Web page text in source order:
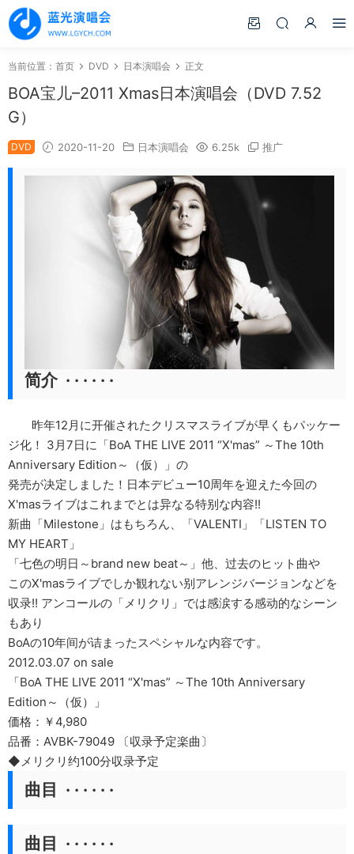
当前位置： 首页 DVD 日本演唱会 正文
BOA宝儿–2011 Xmas日本演唱会（DVD 7.52
G）
DVD 2020-11-20 日本演唱会 6.25k 推广
简介 · · · · · ·
昨年12月に开催されたクリスマスライブが早くもパッケー
ジ化！ 3月7日に「BoA THE LIVE 2011 “X'mas” ～The 10th
Anniversary Edition～（仮）」の
発売が决定しました！日本デビュー10周年を迎えた今回の
X'masライブはこれまでとは异なる特别な内容!!
新曲「Milestone」はもちろん、「VALENTI」「LISTEN TO
MY HEART」
「七色の明日～brand new beat～」他、过去のヒット曲や
このX'masライブでしか観れない别アレンジバージョンなどを
収录!! アンコールの「メリクリ」では感涙する感动的なシーン
もあり
BoAの10年间が诘まったスペシャルな内容です。
2012.03.07 on sale
「BoA THE LIVE 2011 “X'mas” ～The 10th Anniversary
Edition～（仮）」
価格：￥4,980
品番：AVBK-79049 〔収录予定楽曲〕
◆メリクリ约100分収录予定
曲目 · · · · · ·
曲目 · · · · · ·